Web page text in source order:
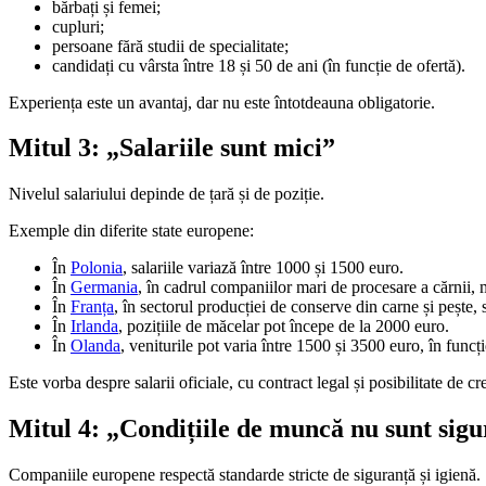
bărbați și femei;
cupluri;
persoane fără studii de specialitate;
candidați cu vârsta între 18 și 50 de ani (în funcție de ofertă).
Experiența este un avantaj, dar nu este întotdeauna obligatorie.
Mitul 3: „Salariile sunt mici”
Nivelul salariului depinde de țară și de poziție.
Exemple din diferite state europene:
În Polonia, salariile variază între 1000 și 1500 euro.
În Germania, în cadrul companiilor mari de procesare a cărnii,
În Franța, în sectorul producției de conserve din carne și
În Irlanda, pozițiile de măcelar pot începe de la 2000 euro.
În Olanda, veniturile pot varia între 1500 și 3500 euro, în
Este vorba despre salarii oficiale, cu contract legal și posibilitate de
Mitul 4: „Condițiile de muncă nu sunt
Companiile europene respectă standarde stricte de siguranță și igienă.